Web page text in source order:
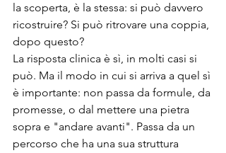
la scoperta, è la stessa: si può davvero
ricostruire? Si può ritrovare una coppia,
dopo questo?
La risposta clinica è sì, in molti casi si
può. Ma il modo in cui si arriva a quel sì
è importante: non passa da formule, da
promesse, o dal mettere una pietra
sopra e "andare avanti". Passa da un
percorso che ha una sua struttura